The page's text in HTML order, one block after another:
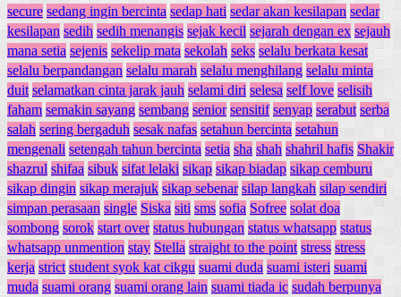
secure sedang ingin bercinta sedap hati sedar akan kesilapan sedar
kesilapan sedih sedih menangis sejak kecil sejarah dengan ex sejauh
mana setia sejenis sekelip mata sekolah seks selalu berkata kesat
selalu berpandangan selalu marah selalu menghilang selalu minta
duit selamatkan cinta jarak jauh selami diri selesa self love selisih
faham semakin sayang sembang senior sensitif senyap serabut serba
salah sering bergaduh sesak nafas setahun bercinta setahun
mengenali setengah tahun bercinta setia sha shah shahril hafis Shakir
shazrul shifaa sibuk sifat lelaki sikap sikap biadap sikap cemburu
sikap dingin sikap merajuk sikap sebenar silap langkah silap sendiri
simpan perasaan single Siska siti sms sofia Sofree solat doa
sombong sorok start over status hubungan status whatsapp status
whatsapp unmention stay Stella straight to the point stress stress
kerja strict student syok kat cikgu suami duda suami isteri suami
muda suami orang suami orang lain suami tiada ic sudah berpunya